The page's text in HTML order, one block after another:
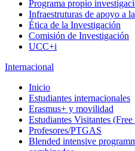
Programa propio
Infraestruturas de apoyo a
Ética de la Investigación
Comisión de Investigación
UCC+i
Internacional
Inicio
Estudiantes internacionales
Erasmus+ y movilidad
Estudiantes Visitantes
Profesores/PTGAS
Blended intensive